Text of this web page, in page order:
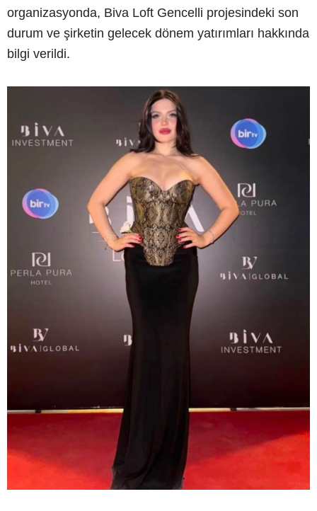
organizasyonda, Biva Loft Gencelli projesindeki son
durum ve şirketin gelecek dönem yatırımları hakkında
bilgi verildi.